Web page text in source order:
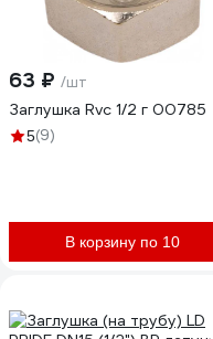
63 ₽ /шт
Заглушка Rvc 1/2 г 00785
5(9)
В корзину по 10